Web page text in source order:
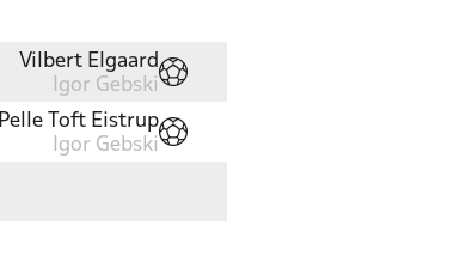
Vilbert Elgaard
Igor Gebski
Pelle Toft Eistrup
Igor Gebski